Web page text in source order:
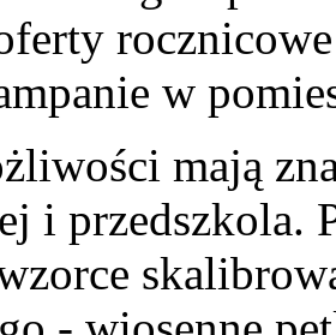
w
mają
i przedszkola.